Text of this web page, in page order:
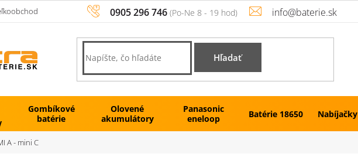
0905 296 746 info@baterie.sk
Hľadať
Gombíkové
batérie
Olovené
akumulátory
Panasonic
eneloop
Batérie 18650 Nabíjačky
A - mini C